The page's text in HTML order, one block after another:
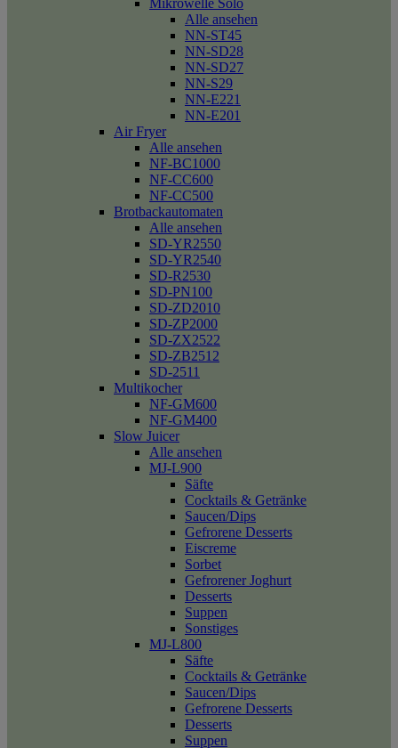
Mikrowelle Solo
Alle ansehen
NN-ST45
NN-SD28
NN-SD27
NN-S29
NN-E221
NN-E201
Air Fryer
Alle ansehen
NF-BC1000
NF-CC600
NF-CC500
Brotbackautomaten
Alle ansehen
SD-YR2550
SD-YR2540
SD-R2530
SD-PN100
SD-ZD2010
SD-ZP2000
SD-ZX2522
SD-ZB2512
SD-2511
Multikocher
NF-GM600
NF-GM400
Slow Juicer
Alle ansehen
MJ-L900
Säfte
Cocktails & Getränke
Saucen/Dips
Gefrorene Desserts
Eiscreme
Sorbet
Gefrorener Joghurt
Desserts
Suppen
Sonstiges
MJ-L800
Säfte
Cocktails & Getränke
Saucen/Dips
Gefrorene Desserts
Desserts
Suppen